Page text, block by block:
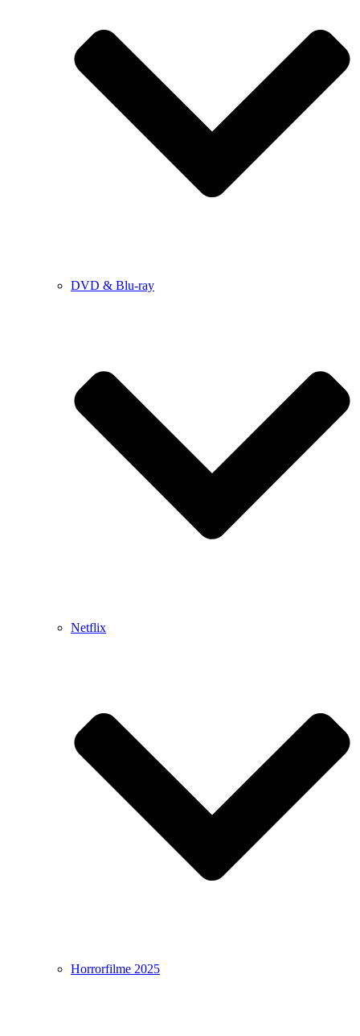
DVD & Blu-ray
Netflix
Horrorfilme 2025